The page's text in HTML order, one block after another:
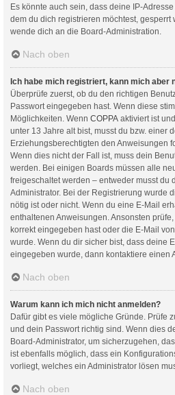
Es könnte auch sein, dass deine IP-
dem du dich registrieren möchtest, gesperrt
wende dich an die Board-Administration.
Nach oben
Ich habe mich registriert, kann mich aber
Überprüfe zuerst, ob du den richtigen
Passwort eingegeben hast. Wenn diese
Möglichkeiten. Wenn COPPA aktiviert ist
unter 13 Jahre alt bist, musst du bzw. einer
Erziehungsberechtigten den Anweisungen
Wenn dies nicht der Fall ist, muss dein
werden. Bei einigen Boards müssen alle
freigeschaltet werden – entweder musst du
Administrator. Bei der Registrierung wurde
nötig ist oder nicht. Wenn du eine E-Mail
enthaltenen Anweisungen. Ansonsten
korrekt eingegeben hast oder die E-Mail
wurde. Wenn du dir sicher bist, dass deine
eingegeben wurde, dann kontaktiere einen
Nach oben
Warum kann ich mich nicht anmelden?
Dafür gibt es viele mögliche Gründe. Prüfe
und dein Passwort richtig sind. Wenn dies
Board-Administrator, um sicherzugehen,
ist ebenfalls möglich, dass ein
vorliegt, welches ein Administrator lösen
Nach oben